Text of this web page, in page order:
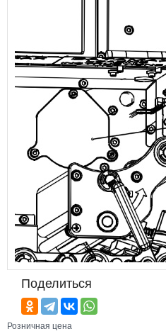
Поделиться
Розничная цена